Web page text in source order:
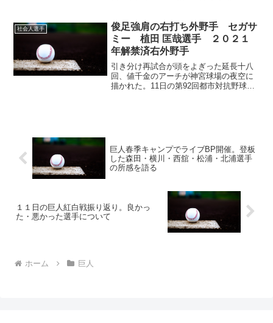
児島大会の準決勝・鹿屋中央戦に「3番一
塁」で先発出...
社会人選手
俊足強肩の右打ち外野手 セガサ
ミー 植田 匡哉選手 ２０２１
年解禁済右外野手
引き分け再試合が頭をよぎった延長十八
回、値千金のアーチが神宮球場の夜空に
描かれた。11日の第92回都市対抗野球大
巨人春季キャンプでライブBP開催。登板
した森田・横川・西舘・松浦・北浦選手
の所感を語る
１１日の巨人紅白戦振り返り。良かっ
た・悪かった選手について
ホーム 巨人